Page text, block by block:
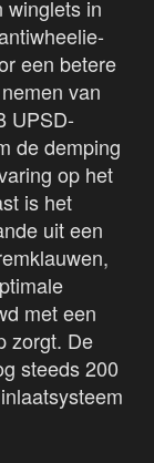
winglets in
een betere
van
UPSD-
de demping
op het
is het
uit een
met een
zorgt. De
steeds 200